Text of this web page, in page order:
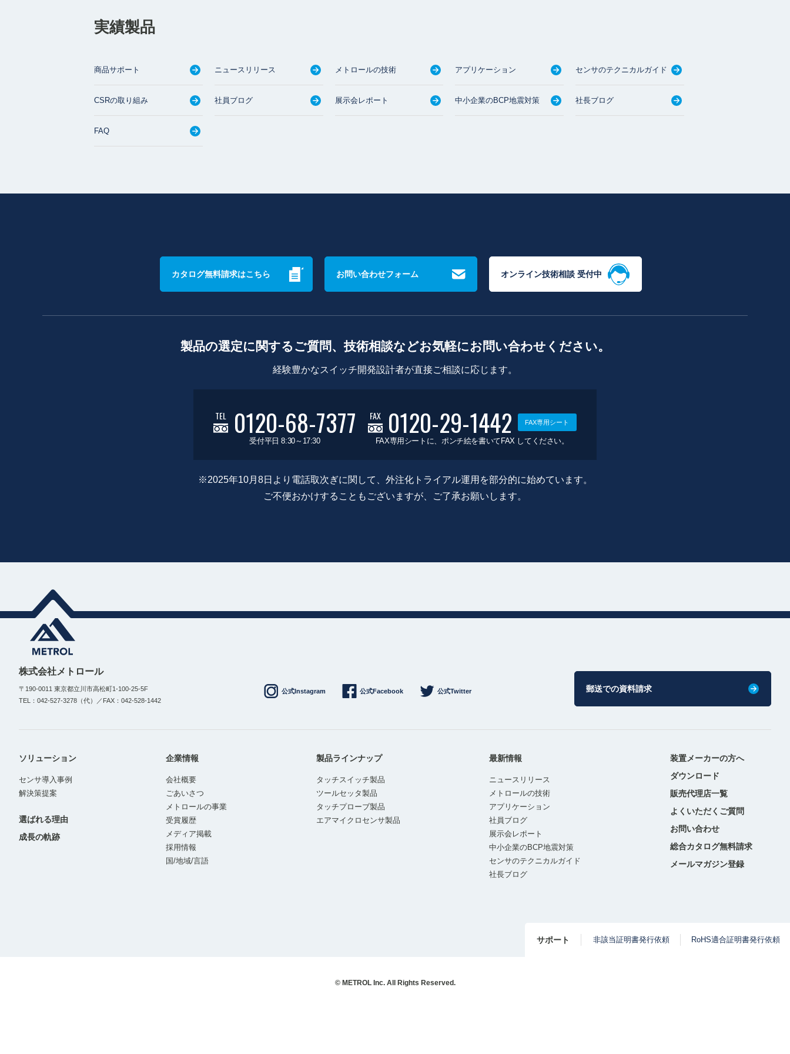
実績製品
商品サポート ニュースリリース メトロールの技術 アプリケーション センサのテクニカルガイド
CSRの取り組み 社員ブログ 展示会レポート 中小企業のBCP地震対策 社長ブログ
FAQ
カタログ無料請求はこちら お問い合わせフォーム オンライン技術相談 受付中
製品の選定に関するご質問、技術相談などお気軽にお問い合わせください。
経験豊かなスイッチ開発設計者が直接ご相談に応じます。
TEL 0120-68-7377
受付平日 8:30～17:30
FAX 0120-29-1442 FAX専用シート
FAX専用シートに、ポンチ絵を書いてFAX してください。
※2025年10月8日より電話取次ぎに関して、外注化トライアル運用を部分的に始めています。
ご不便おかけすることもございますが、ご了承お願いします。
株式会社メトロール
〒190-0011 東京都立川市高松町1-100-25-5F
TEL：042-527-3278（代）／FAX：042-528-1442
公式Instagram 公式Facebook 公式Twitter 郵送での資料請求
ソリューション
センサ導入事例
解決策提案
選ばれる理由
成長の軌跡
企業情報
会社概要
ごあいさつ
メトロールの事業
受賞履歴
メディア掲載
採用情報
国/地域/言語
製品ラインナップ
タッチスイッチ製品
ツールセッタ製品
タッチプローブ製品
エアマイクロセンサ製品
最新情報
ニュースリリース
メトロールの技術
アプリケーション
社員ブログ
展示会レポート
中小企業のBCP地震対策
センサのテクニカルガイド
社長ブログ
装置メーカーの方へ
ダウンロード
販売代理店一覧
よくいただくご質問
お問い合わせ
総合カタログ無料請求
メールマガジン登録
サポート 非該当証明書発行依頼 RoHS適合証明書発行依頼
© METROL Inc. All Rights Reserved.